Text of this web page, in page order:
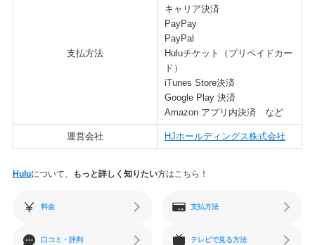
支払方法
キャリア決済
PayPay
PayPal
Huluチケット（プリペイドカー
ド）
iTunes Store決済
Google Play 決済
Amazon アプリ内決済 など
運営会社 HJホールディングス株式会社
Huluについて、 もっと詳しく知りたい方はこちら！
料金 支払方法
口コミ・評判 テレビで見る方法